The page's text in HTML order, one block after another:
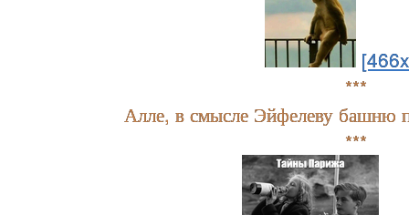
***
Алле, в смысле Эйфелеву башню
***